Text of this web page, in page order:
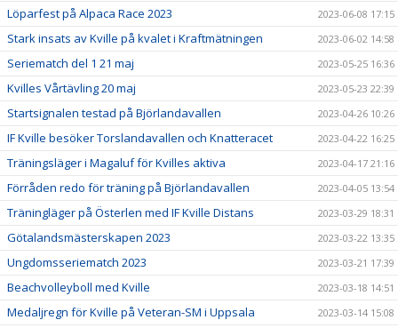
Löparfest på Alpaca Race 2023 2023-06-08 17:15
Stark insats av Kville på kvalet i Kraftmätningen 2023-06-02 14:58
Seriematch del 1 21 maj 2023-05-25 16:36
Kvilles Vårtävling 20 maj 2023-05-23 22:39
Startsignalen testad på Björlandavallen 2023-04-26 10:26
IF Kville besöker Torslandavallen och Knatteracet 2023-04-22 16:25
Träningsläger i Magaluf för Kvilles aktiva 2023-04-17 21:16
Förråden redo för träning på Björlandavallen 2023-04-05 13:54
Träningläger på Österlen med IF Kville Distans 2023-03-29 18:31
Götalandsmästerskapen 2023 2023-03-22 13:35
Ungdomsseriematch 2023 2023-03-21 17:39
Beachvolleyboll med Kville 2023-03-18 14:51
Medaljregn för Kville på Veteran-SM i Uppsala 2023-03-14 15:08